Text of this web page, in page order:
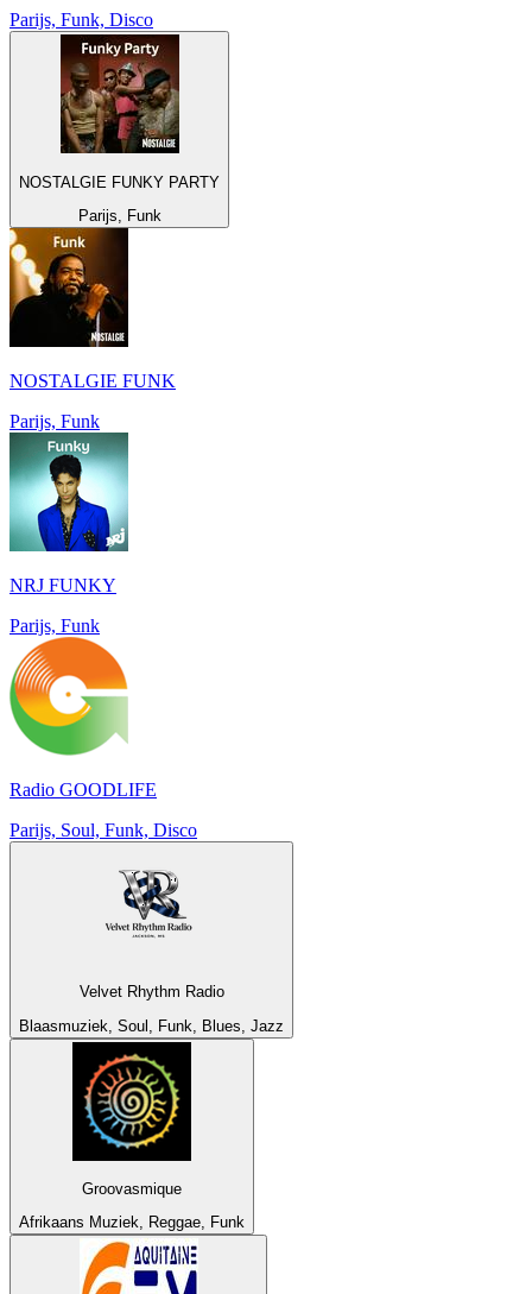
Parijs, Funk, Disco
NOSTALGIE FUNKY PARTY
Parijs, Funk
NOSTALGIE FUNK
Parijs, Funk
NRJ FUNKY
Parijs, Funk
Radio GOODLIFE
Parijs, Soul, Funk, Disco
Velvet Rhythm Radio
Blaasmuziek, Soul, Funk, Blues, Jazz
Groovasmique
Afrikaans Muziek, Reggae, Funk